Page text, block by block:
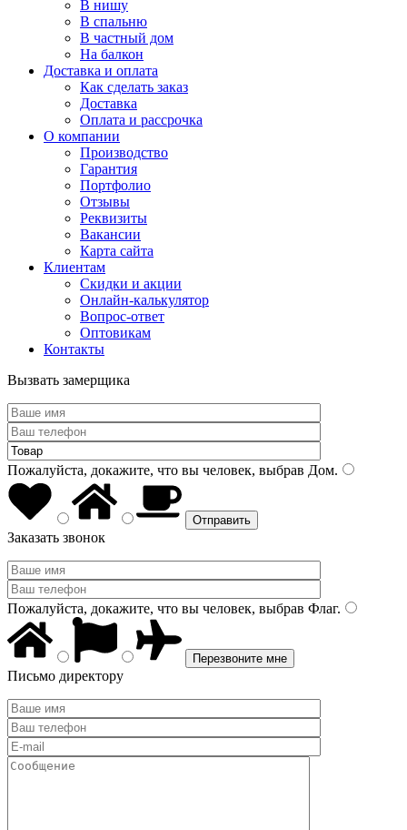
В нишу
В спальню
В частный дом
На балкон
Доставка и оплата
Как сделать заказ
Доставка
Оплата и рассрочка
О компании
Производство
Гарантия
Портфолио
Отзывы
Реквизиты
Вакансии
Карта сайта
Клиентам
Скидки и акции
Онлайн-калькулятор
Вопрос-ответ
Оптовикам
Контакты
Вызвать замерщика
Пожалуйста, докажите, что вы человек, выбрав Дом.
Заказать звонок
Пожалуйста, докажите, что вы человек, выбрав Флаг.
Письмо директору